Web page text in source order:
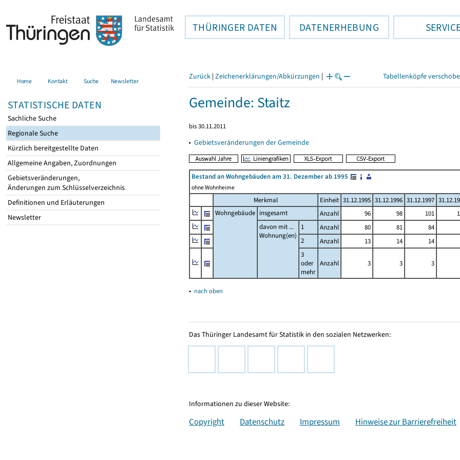
THÜRINGER DATEN DATENERHEBUNG
Home Kontakt Suche Newsletter
STATISTISCHE DATEN
Sachliche Suche
Regionale Suche
Kürzlich bereitgestellte Daten
Allgemeine Angaben, Zuordnungen
Gebietsveränderungen,
Änderungen zum Schlüsselverzeichnis
Definitionen und Erläuterungen
Newsletter
Zurück | Zeichenerklärungen/Abkürzungen | Tabellenköpfe
Gemeinde: Staitz
bis 30.11.2011
▸ Gebietsveränderungen der Gemeinde
Bestand an Wohngebäuden am 31. Dezember ab 1995
ohne Wohnheime
Merkmal Einheit 31.12.1995 31.12.1996 31.12.1997
Wohngebäude insgesamt Anzahl 96 98 101
davon mit ...
Wohnung(en)
1 Anzahl 80 81 84
2
Anzahl 13 14 14
3
oder
mehr
Anzahl 3 3 3
▴ nach oben
Das Thüringer Landesamt für Statistik in den sozialen Netzwerken:
Informationen zu dieser Website:
Copyright Datenschutz Impressum Hinweise zur Barrierefreiheit